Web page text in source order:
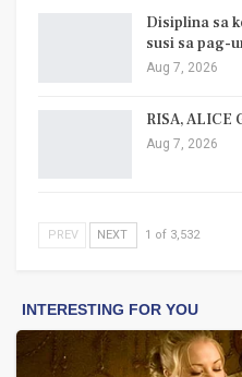
Disiplina sa
susi sa pag-
Aug 7, 2026
RISA, ALICE
Aug 7, 2026
PREV NEXT 1 of 3,532